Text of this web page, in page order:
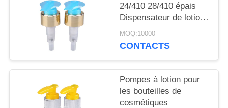
DEMANDEZ
24/410 28/410 épais
Dispensateur de lotion
pour le corps de savon
Pompes de lotion pour
MOQ:10000
CONTACTS
Pompes à lotion pour
les bouteilles de
cosmétiques